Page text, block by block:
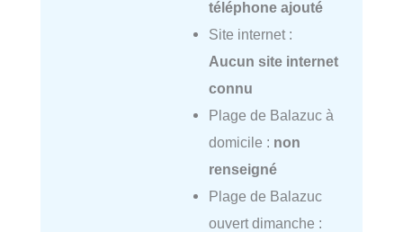
téléphone ajouté
Site internet :
Aucun site internet
connu
Plage de Balazuc à
domicile : non
renseigné
Plage de Balazuc
ouvert dimanche :